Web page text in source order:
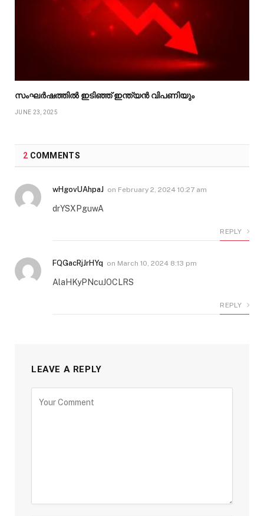
സംഘർഷത്തിൽ ഇടിഞ്ഞ് ഇന്ത്യൻ വിപണിയും
JUNE 23, 2025
2 COMMENTS
wHgovUAhpaJ on February 2, 2024 10:27 am
drYSXPguwA
REPLY
FQGacRjJrHYq on March 10, 2024 8:13 pm
AlaHKyPNcuJOCLRS
REPLY
LEAVE A REPLY